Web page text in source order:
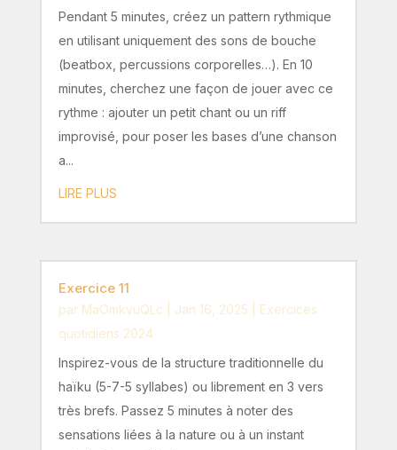
Pendant 5 minutes, créez un pattern rythmique
en utilisant uniquement des sons de bouche
(beatbox, percussions corporelles…). En 10
minutes, cherchez une façon de jouer avec ce
rythme : ajouter un petit chant ou un riff
improvisé, pour poser les bases d’une chanson
a...
LIRE PLUS
Exercice 11
par MaOmkvuQLc Jan 16, 2025
Exercices
quotidiens 2024
Inspirez-vous de la structure traditionnelle du
haïku (5-7-5 syllabes) ou librement en 3 vers
très brefs. Passez 5 minutes à noter des
sensations liées à la nature ou à un instant